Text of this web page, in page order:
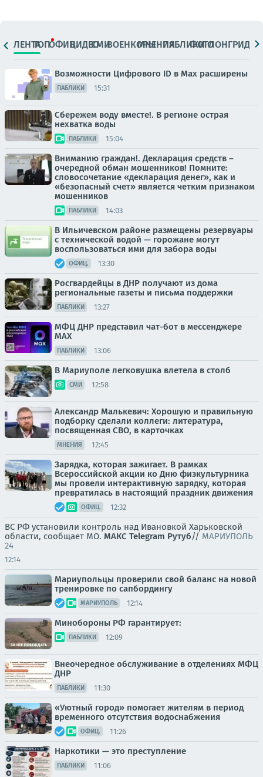
ЛЕНТАТОПОФИЦ.ВИДЕОСМИВОЕНКОРЫМНЕНИЯПАБЛИКИ
ФОТОЛОНГРИДЫ
Возможности Цифрового ID в Мах расширены
ПАБЛИКИ 15:31
Сбережем воду вместе!. В регионе острая
нехватка воды
ПАБЛИКИ 15:04
Вниманию граждан!. Декларация средств –
очередной обман мошенников! Помните:
словосочетание «декларация денег», как и
«безопасный счет» является четким признаком
мошенников
ПАБЛИКИ 14:03
В Ильичевском районе размещены резервуары
с технической водой — горожане могут
воспользоваться ими для забора воды
ОФИЦ. 13:30
Росгвардейцы в ДНР получают из дома
региональные газеты и письма поддержки
ПАБЛИКИ 13:27
МФЦ ДНР представил чат-бот в мессенджере
MAX
ПАБЛИКИ 13:06
В Мариуполе легковушка влетела в столб
СМИ 12:58
Александр Малькевич: Хорошую и правильную
подборку сделали коллеги: литература,
посвященная СВО, в карточках
МНЕНИЯ 12:45
Зарядка, которая зажигает. В рамках
Всероссийской акции ко Дню физкультурника
мы провели интерактивную зарядку, которая
превратилась в настоящий праздник движения
ОФИЦ. 12:32
ВС РФ установили контроль над Ивановкой Харьковской
области, сообщает МО. МАКС Telegram Рутуб// МАРИУПОЛЬ
24
12:14
Мариупольцы проверили свой баланс на новой
тренировке по сапбордингу
МАРИУПОЛЬ 12:14
Минобороны РФ гарантирует:
ПАБЛИКИ 12:09
Внеочередное обслуживание в отделениях МФЦ
ДНР
ПАБЛИКИ 11:30
«Уютный город» помогает жителям в период
временного отсутствия водоснабжения
ОФИЦ. 11:26
Наркотики — это преступление
ПАБЛИКИ 11:06